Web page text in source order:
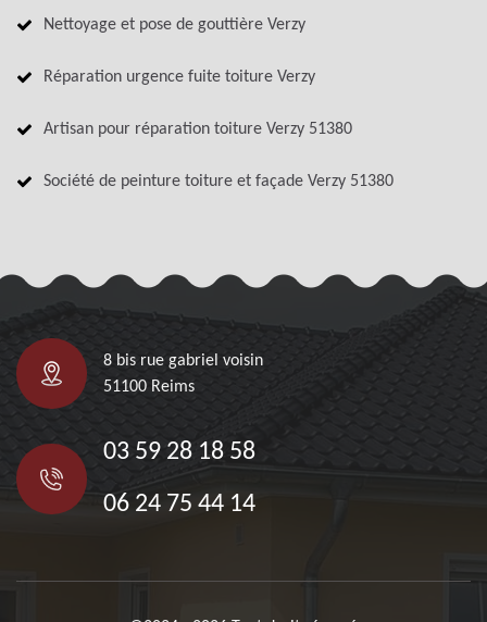
Nettoyage et pose de gouttière Verzy
Réparation urgence fuite toiture Verzy
Artisan pour réparation toiture Verzy 51380
Société de peinture toiture et façade Verzy 51380
8 bis rue gabriel voisin
51100 Reims
03 59 28 18 58
06 24 75 44 14